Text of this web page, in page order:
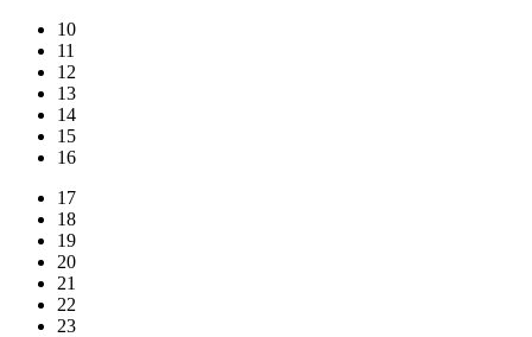
10
11
12
13
14
15
16
17
18
19
20
21
22
23